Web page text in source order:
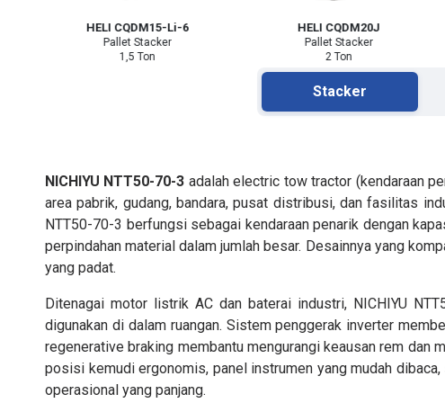
HELI CQDM15-Li-6
Pallet Stacker
1,5 Ton
HELI CQDM20J
Pallet Stacker
2 Ton
Stacker
NICHIYU NTT50-70-3 adalah electric tow tractor (kendaraan
area pabrik, gudang, bandara, pusat distribusi, dan fasilitas
NTT50-70-3 berfungsi sebagai kendaraan penarik dengan
perpindahan material dalam jumlah besar. Desainnya yang
yang padat.
Ditenagai motor listrik AC dan baterai industri, NICHIYU
digunakan di dalam ruangan. Sistem penggerak inverter
regenerative braking membantu mengurangi keausan rem dan
posisi kemudi ergonomis, panel instrumen yang mudah
operasional yang panjang.